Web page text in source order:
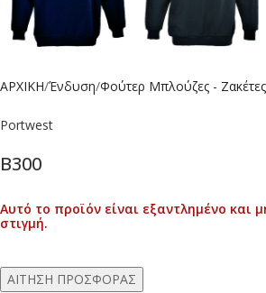
ΑΡΧΙΚΗ/Ένδυση/Φούτερ Μπλούζες - Ζακέτες
Portwest
B300
Αυτό το προϊόν είναι εξαντλημένο και
στιγμή.
Alternative:
ΑΙΤΗΣΗ ΠΡΟΣΦΟΡΑΣ